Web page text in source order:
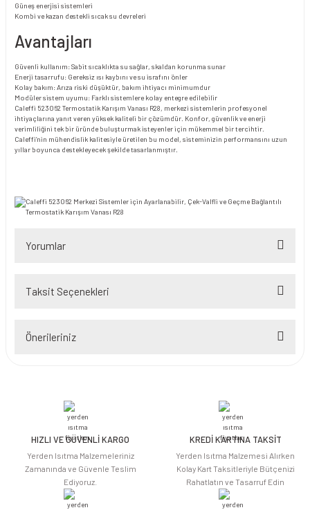
Güneş enerjisi sistemleri
Kombi ve kazan destekli sıcak su devreleri
Avantajları
Güvenli kullanım: Sabit sıcaklıkta su sağlar, skaldan korunma sunar
Enerji tasarrufu: Gereksiz ısı kaybını ve su israfını önler
Kolay bakım: Arıza riski düşüktür, bakım ihtiyacı minimumdur
Modüler sistem uyumu: Farklı sistemlere kolay entegre edilebilir
Caleffi 523062 Termostatik Karışım Vanası R28, merkezi sistemlerin profesyonel
ihtiyaçlarına yanıt veren yüksek kaliteli bir çözümdür. Konfor, güvenlik ve enerji
verimliliğini tek bir üründe buluşturmak isteyenler için mükemmel bir tercihtir.
Caleffi’nin mühendislik kalitesiyle üretilen bu model, sisteminizin performansını uzun
yıllar boyunca destekleyecek şekilde tasarlanmıştır.
Yorumlar
Taksit Seçenekleri
Önerileriniz
iletebilirsiniz.
Görüş ve önerileriniz için teşekkür ederiz.
Ürün açıklamasında eksik bilgiler bulunuyor.
Ürün bilgilerinde hatalar bulunuyor.
Ürün fiyatı diğer sitelerden daha pahalı.
HIZLI VE GÜVENLİ KARGO
Yerden Isıtma Malzemeleriniz
Zamanında ve Güvenle Teslim
Ediyoruz.
KREDİ KARTINA TAKSİT
Yerden Isıtma Malzemesi Alırken
Kolay Kart Taksitleriyle Bütçenizi
Rahatlatın ve Tasarruf Edin